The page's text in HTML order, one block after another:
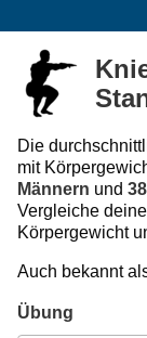
Die
mit
Männern und
Vergleiche
Körpergewicht
Auch bekannt
Übung